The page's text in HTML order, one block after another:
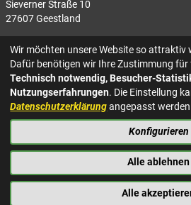
Sieverner Straße 10
27607 Geestland
Rathaus Bad Bederkesa
Am Markt 8
27624 Geestland
Tel.: 04743 937-2300
KONTAKT
IMPRESSUM
BARRIEREFREIHEIT
Wir möchten unsere Website so attraktiv
Dafür benötigen wir Ihre Zustimmung für
Technisch notwendig, Besucher-
Nutzungserfahrungen. Die Einstellung
Datenschutzerklärungangepasst
Konfigurieren
Alle ablehnen
Alle